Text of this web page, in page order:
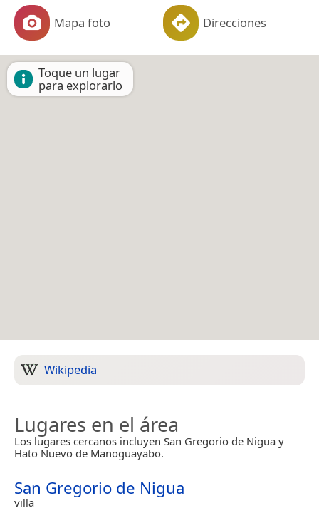
Mapa foto Direcciones
Toque un lugar
para explorarlo
Wikipedia
Lugares en el área
Los lugares cercanos incluyen San Gregorio de Nigua y
Hato Nuevo de Manoguayabo.
San Gregorio de Nigua
villa